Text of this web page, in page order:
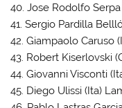
40. Jose Rodolfo
41. Sergio Pardilla
42. Giampaolo Caruso
43. Robert Kiserlovski
44. Giovanni Visconti
45. Diego Ulissi (Ita)